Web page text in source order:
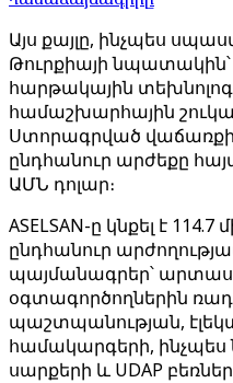
Այս քայլը, ինչպես
Թուրքիայի նպատակին՝
հարթակային
համաշխարհային
Ստորագրված
ընդհանուր արժեքը
ԱՄՆ դոլար։
ASELSAN-ը կնքել է
ընդհանուր
պայմանագրեր՝
օգտագործողներին
պաշտպանության,
համակարգերի, ինչպես
սարքերի և UDAP